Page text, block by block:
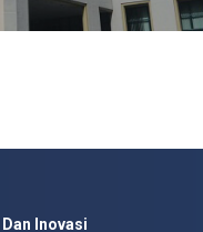
Inovasi